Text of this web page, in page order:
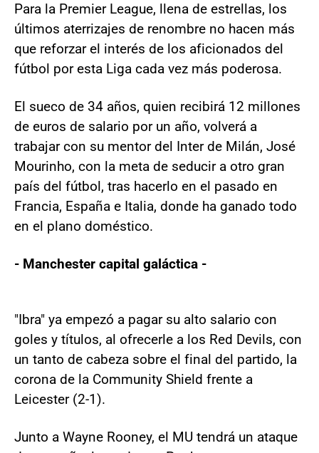
Para la Premier League, llena de estrellas, los
últimos aterrizajes de renombre no hacen más
que reforzar el interés de los aficionados del
fútbol por esta Liga cada vez más poderosa.
El sueco de 34 años, quien recibirá 12 millones
de euros de salario por un año, volverá a
trabajar con su mentor del Inter de Milán, José
Mourinho, con la meta de seducir a otro gran
país del fútbol, tras hacerlo en el pasado en
Francia, España e Italia, donde ha ganado todo
en el plano doméstico.
- Manchester capital galáctica -
"Ibra" ya empezó a pagar su alto salario con
goles y títulos, al ofrecerle a los Red Devils, con
un tanto de cabeza sobre el final del partido, la
corona de la Community Shield frente a
Leicester (2-1).
Junto a Wayne Rooney, el MU tendrá un ataque